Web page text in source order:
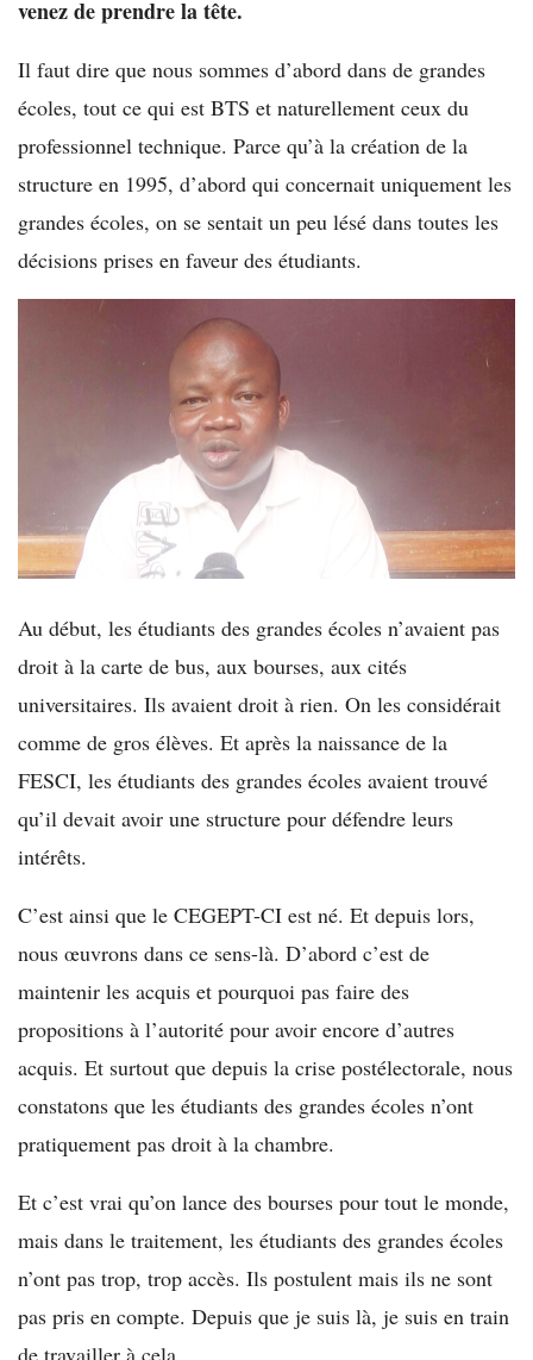
venez de prendre la tête.
Il faut dire que nous sommes d’abord dans de grandes
écoles, tout ce qui est BTS et naturellement ceux du
professionnel technique. Parce qu’à la création de la
structure en 1995, d’abord qui concernait uniquement les
grandes écoles, on se sentait un peu lésé dans toutes les
décisions prises en faveur des étudiants.
Au début, les étudiants des grandes écoles n’avaient pas
droit à la carte de bus, aux bourses, aux cités
universitaires. Ils avaient droit à rien. On les considérait
comme de gros élèves. Et après la naissance de la
FESCI, les étudiants des grandes écoles avaient trouvé
qu’il devait avoir une structure pour défendre leurs
intérêts.
C’est ainsi que le CEGEPT-CI est né. Et depuis lors,
nous œuvrons dans ce sens-là. D’abord c’est de
maintenir les acquis et pourquoi pas faire des
propositions à l’autorité pour avoir encore d’autres
acquis. Et surtout que depuis la crise postélectorale, nous
constatons que les étudiants des grandes écoles n’ont
pratiquement pas droit à la chambre.
Et c’est vrai qu’on lance des bourses pour tout le monde,
mais dans le traitement, les étudiants des grandes écoles
n’ont pas trop, trop accès. Ils postulent mais ils ne sont
pas pris en compte. Depuis que je suis là, je suis en train